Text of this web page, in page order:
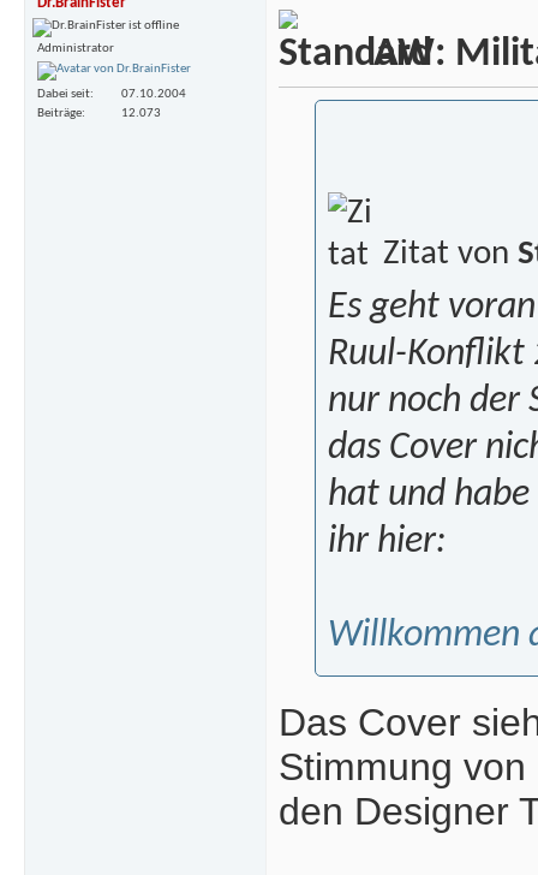
Dr.BrainFister
Administrator
Dabei seit
07.10.2004
Beiträge
12.073
AW:
Zitat von
Es geht
Ruul-Konflikt
nur noch der
das Cover
hat und
ihr hier:
Willkommen
Das Cover
Stimmung
den Designer